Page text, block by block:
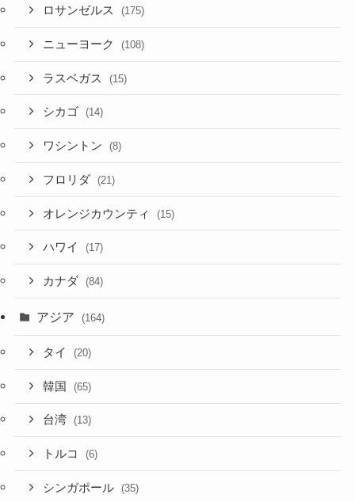
ロサンゼルス (175)
ニューヨーク (108)
ラスベガス (15)
シカゴ (14)
ワシントン (8)
フロリダ (21)
オレンジカウンティ (15)
ハワイ (17)
カナダ (84)
アジア (164)
タイ (20)
韓国 (65)
台湾 (13)
トルコ (6)
シンガポール (35)